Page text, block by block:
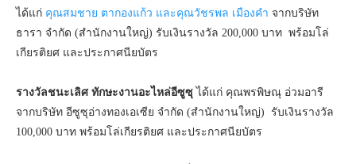
ได้แก่ คุณสมชาย ตากองแก้ว และคุณวัชรพล เมืองคำ จากบริษัท
ธารา จำกัด (สำนักงานใหญ่) รับเงินรางวัล 200,000 บาท พร้อมโล่
เกียรติยศ และประกาศนียบัตร
รางวัลชนะเลิศ ทักษะงานอะไหล่อีซูซุได้แก่ คุณพรพิษณุ อ่วมอารี
จากบริษัท อีซูซุอ่างทองเอเซีย จำกัด (สำนักงานใหญ่) รับเงินรางวัล
100,000 บาท พร้อมโล่เกียรติยศ และประกาศนียบัตร